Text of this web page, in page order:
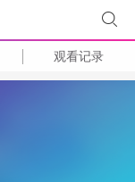
观看记录